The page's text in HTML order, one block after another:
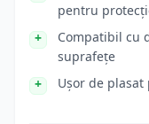
pentru
Compatibil cu
suprafețe
Ușor de